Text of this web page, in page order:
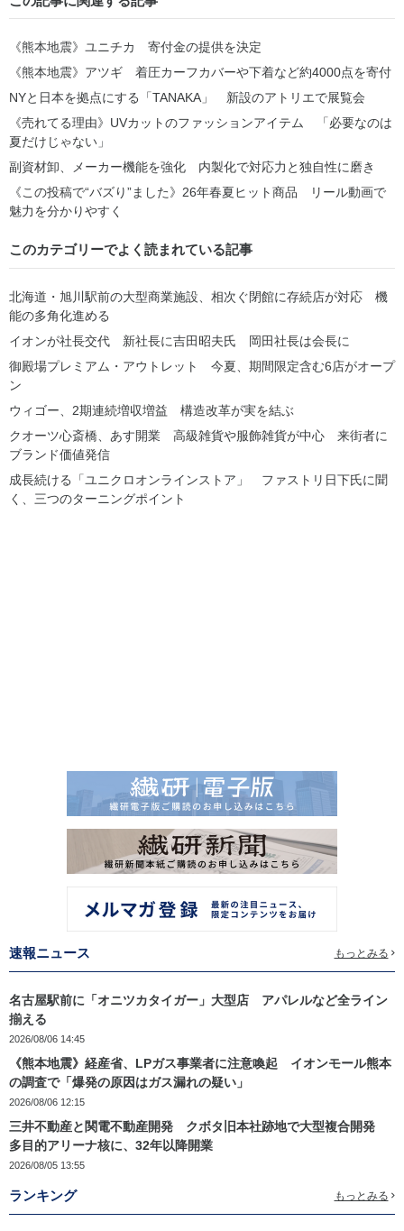
《熊本地震》ユニチカ 寄付金の提供を決定
《熊本地震》アツギ 着圧カーフカバーや下着など約4000点を寄付
NYと日本を拠点にする「TANAKA」 新設のアトリエで展覧会
《売れてる理由》UVカットのファッションアイテム 「必要なのは
夏だけじゃない」
副資材卸、メーカー機能を強化 内製化で対応力と独自性に磨き
《この投稿で“バズり”ました》26年春夏ヒット商品 リール動画で
魅力を分かりやすく
このカテゴリーでよく読まれている記事
北海道・旭川駅前の大型商業施設、相次ぐ閉館に存続店が対応 機
能の多角化進める
イオンが社長交代 新社長に吉田昭夫氏 岡田社長は会長に
御殿場プレミアム・アウトレット 今夏、期間限定含む6店がオープ
ン
ウィゴー、2期連続増収増益 構造改革が実を結ぶ
クオーツ心斎橋、あす開業 高級雑貨や服飾雑貨が中心 来街者に
ブランド価値発信
成長続ける「ユニクロオンラインストア」 ファストリ日下氏に聞
く、三つのターニングポイント
速報ニュース もっとみる
名古屋駅前に「オニツカタイガー」大型店 アパレルなど全ライン
揃える
2026/08/06 14:45
《熊本地震》経産省、LPガス事業者に注意喚起 イオンモール熊本
の調査で「爆発の原因はガス漏れの疑い」
2026/08/06 12:15
三井不動産と関電不動産開発 クボタ旧本社跡地で大型複合開発
多目的アリーナ核に、32年以降開業
2026/08/05 13:55
ランキング もっとみる